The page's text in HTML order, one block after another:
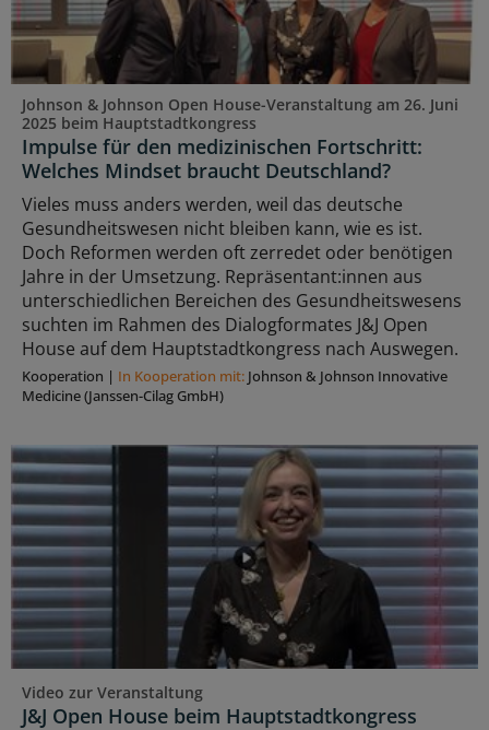
Johnson & Johnson Open House-Veranstaltung am 26. Juni
2025 beim Hauptstadtkongress
Impulse für den medizinischen Fortschritt:
Welches Mindset braucht Deutschland?
Vieles muss anders werden, weil das deutsche
Gesundheitswesen nicht bleiben kann, wie es ist.
Doch Reformen werden oft zerredet oder benötigen
Jahre in der Umsetzung. Repräsentant:innen aus
unterschiedlichen Bereichen des Gesundheitswesens
suchten im Rahmen des Dialogformates J&J Open
House auf dem Hauptstadtkongress nach Auswegen.
Kooperation | In Kooperation mit: Johnson & Johnson Innovative
Medicine (Janssen-Cilag GmbH)
Video zur Veranstaltung
J&J Open House beim Hauptstadtkongress